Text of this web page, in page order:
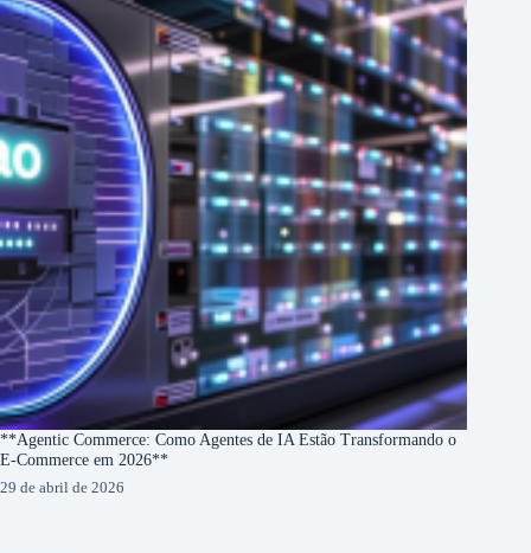
**Agentic Commerce: Como Agentes de IA Estão Transformando o
E-Commerce em 2026**
29 de abril de 2026